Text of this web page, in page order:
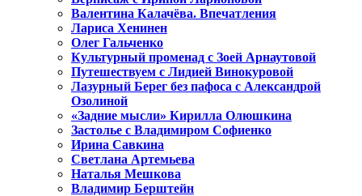
Валентина Калачёва. Впечатления
Лариса Хенинен
Олег Гальченко
Культурный променад с Зоей Арнаутовой
Путешествуем с Лидией Винокуровой
Лазурный Берег без пафоса с Александрой
Озолиной
«Задние мысли» Кирилла Олюшкина
Застолье с Владимиром Софиенко
Ирина Савкина
Светлана Артемьева
Наталья Мешкова
Владимир Берштейн